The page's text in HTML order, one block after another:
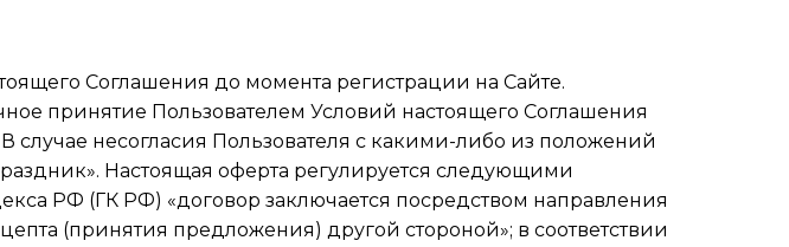
Соглашения до момента регистрации на Сайте.
принятие Пользователем Условий настоящего Соглашения
случае несогласия Пользователя с какими-либо из положений
Настоящая оферта регулируется следующими
РФ (ГК РФ) «договор заключается посредством направления
(принятия предложения) другой стороной»; в соответствии